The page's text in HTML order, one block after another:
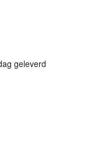
geleverd